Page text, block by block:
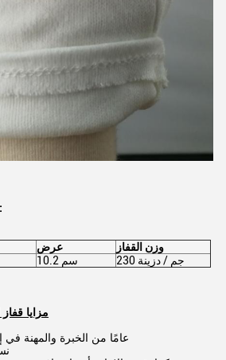
5. معلومات الحجم والوزن:
عرض
وزن القفاز
10.2 سم 230 جم / دزينة
6. مزايا
18 عامًا من الخبرة والمهنة